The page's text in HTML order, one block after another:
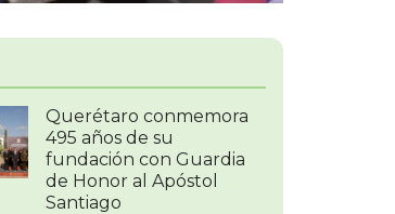
Querétaro conmemora
495 años de su
fundación con Guardia
de Honor al Apóstol
Santiago